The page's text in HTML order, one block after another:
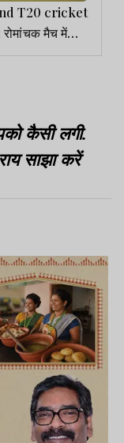
T20 cricket
मैच में
रॉयल्स ने संथाल
कैसी लगी.
साझा करें